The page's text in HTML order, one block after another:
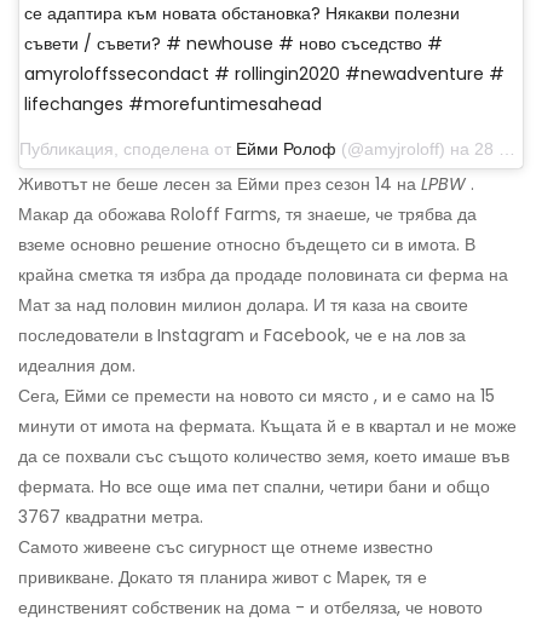
се адаптира към новата обстановка? Някакви полезни
съвети / съвети? # newhouse # ново съседство #
amyroloffssecondact # rollingin2020 #newadventure #
lifechanges #morefuntimesahead
Публикация, споделена от Ейми Ролоф (@amyjroloff) на 28 декември 2019 г. в 9:48 ч. PST
Животът не беше лесен за Ейми през сезон 14 на LPBW .
Макар да обожава Roloff Farms, тя знаеше, че трябва да
вземе основно решение относно бъдещето си в имота. В
крайна сметка тя избра да продаде половината си ферма на
Мат за над половин милион долара. И тя каза на своите
последователи в Instagram и Facebook, че е на лов за
идеалния дом.
Сега, Ейми се премести на новото си място , и е само на 15
минути от имота на фермата. Къщата й е в квартал и не може
да се похвали със същото количество земя, което имаше във
фермата. Но все още има пет спални, четири бани и общо
3767 квадратни метра.
Самото живеене със сигурност ще отнеме известно
привикване. Докато тя планира живот с Марек, тя е
единственият собственик на дома - и отбеляза, че новото